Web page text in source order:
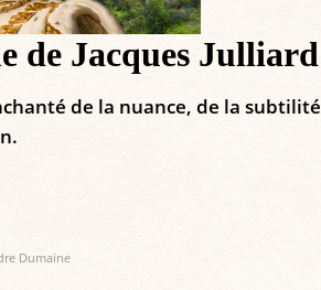
de Jacques Julliard
de la nuance, de la subtilité
Dumaine